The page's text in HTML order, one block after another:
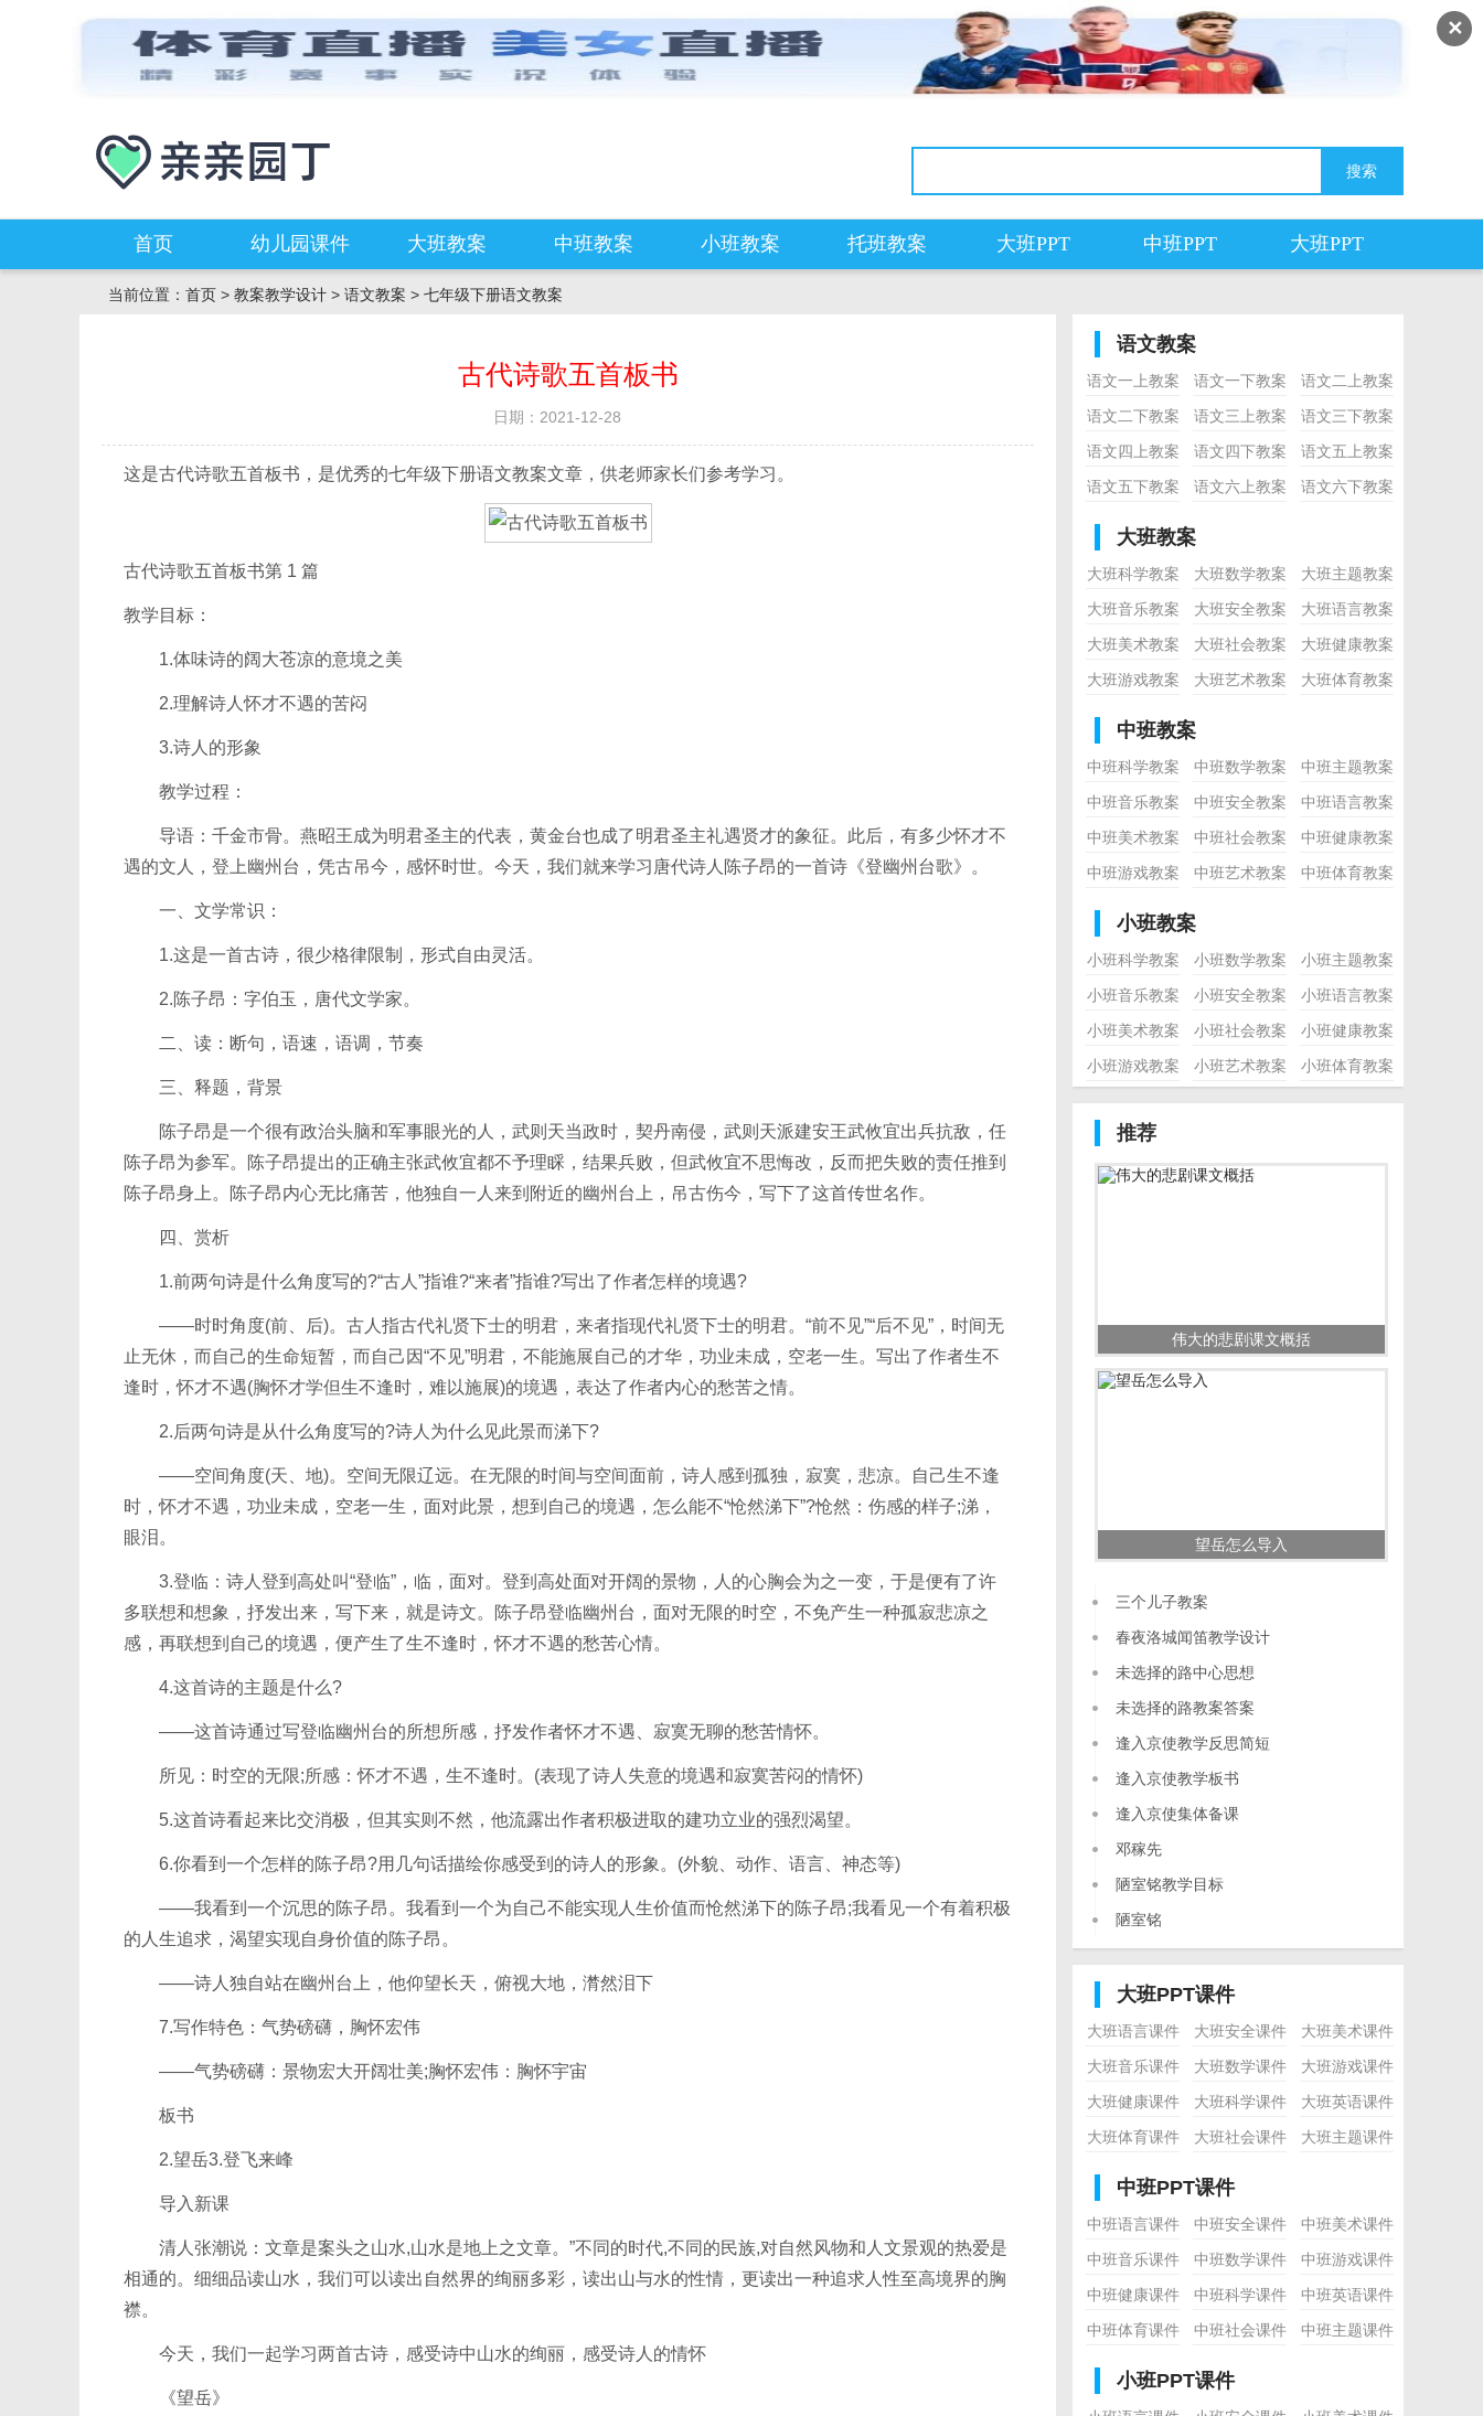
✕
首页 幼儿园课件 大班教案 中班教案 小班教案 托班教案 大班PPT 中班PPT 大班PPT
当前位置： 首页 > 教案教学设计 > 语文教案 > 七年级下册语文教案
古代诗歌五首板书
日期：2021-12-28
这是古代诗歌五首板书，是优秀的七年级下册语文教案文章，供老师家长们参考学习。
古代诗歌五首板书第 1 篇
教学目标：
1.体味诗的阔大苍凉的意境之美
2.理解诗人怀才不遇的苦闷
3.诗人的形象
教学过程：
导语：千金市骨。燕昭王成为明君圣主的代表，黄金台也成了明君圣主礼遇贤才的象征。此后，有多少怀才不
遇的文人，登上幽州台，凭古吊今，感怀时世。今天，我们就来学习唐代诗人陈子昂的一首诗《登幽州台歌》。
一、文学常识：
1.这是一首古诗，很少格律限制，形式自由灵活。
2.陈子昂：字伯玉，唐代文学家。
二、读：断句，语速，语调，节奏
三、释题，背景
陈子昂是一个很有政治头脑和军事眼光的人，武则天当政时，契丹南侵，武则天派建安王武攸宜出兵抗敌，任
陈子昂为参军。陈子昂提出的正确主张武攸宜都不予理睬，结果兵败，但武攸宜不思悔改，反而把失败的责任推到
陈子昂身上。陈子昂内心无比痛苦，他独自一人来到附近的幽州台上，吊古伤今，写下了这首传世名作。
四、赏析
1.前两句诗是什么角度写的?“古人”指谁?“来者”指谁?写出了作者怎样的境遇?
——时时角度(前、后)。古人指古代礼贤下士的明君，来者指现代礼贤下士的明君。“前不见”“后不见”，时间无
止无休，而自己的生命短暂，而自己因“不见”明君，不能施展自己的才华，功业未成，空老一生。写出了作者生不
逢时，怀才不遇(胸怀才学但生不逢时，难以施展)的境遇，表达了作者内心的愁苦之情。
2.后两句诗是从什么角度写的?诗人为什么见此景而涕下?
——空间角度(天、地)。空间无限辽远。在无限的时间与空间面前，诗人感到孤独，寂寞，悲凉。自己生不逢
时，怀才不遇，功业未成，空老一生，面对此景，想到自己的境遇，怎么能不“怆然涕下”?怆然：伤感的样子;涕，
眼泪。
3.登临：诗人登到高处叫“登临”，临，面对。登到高处面对开阔的景物，人的心胸会为之一变，于是便有了许
多联想和想象，抒发出来，写下来，就是诗文。陈子昂登临幽州台，面对无限的时空，不免产生一种孤寂悲凉之
感，再联想到自己的境遇，便产生了生不逢时，怀才不遇的愁苦心情。
4.这首诗的主题是什么?
——这首诗通过写登临幽州台的所想所感，抒发作者怀才不遇、寂寞无聊的愁苦情怀。
所见：时空的无限;所感：怀才不遇，生不逢时。(表现了诗人失意的境遇和寂寞苦闷的情怀)
5.这首诗看起来比交消极，但其实则不然，他流露出作者积极进取的建功立业的强烈渴望。
6.你看到一个怎样的陈子昂?用几句话描绘你感受到的诗人的形象。(外貌、动作、语言、神态等)
——我看到一个沉思的陈子昂。我看到一个为自己不能实现人生价值而怆然涕下的陈子昂;我看见一个有着积极
的人生追求，渴望实现自身价值的陈子昂。
——诗人独自站在幽州台上，他仰望长天，俯视大地，潸然泪下
7.写作特色：气势磅礴，胸怀宏伟
——气势磅礴：景物宏大开阔壮美;胸怀宏伟：胸怀宇宙
板书
2.望岳3.登飞来峰
导入新课
清人张潮说：文章是案头之山水,山水是地上之文章。”不同的时代,不同的民族,对自然风物和人文景观的热爱是
相通的。细细品读山水，我们可以读出自然界的绚丽多彩，读出山与水的性情，更读出一种追求人性至高境界的胸
襟。
今天，我们一起学习两首古诗，感受诗中山水的绚丽，感受诗人的情怀
《望岳》
语文教案
语文一上教案 语文一下教案
语文二上教案
语文二下教案
语文三上教案
语文三下教案
语文四上教案
语文四下教案
语文五上教案
语文五下教案
语文六上教案 语文六下教案
大班教案
大班科学教案 大班数学教案
大班主题教案
大班音乐教案
大班安全教案
大班语言教案
大班美术教案
大班社会教案
大班健康教案
大班游戏教案
大班艺术教案 大班体育教案
中班教案
中班科学教案 中班数学教案
中班主题教案
中班音乐教案
中班安全教案
中班语言教案
中班美术教案
中班社会教案
中班健康教案
中班游戏教案
中班艺术教案 中班体育教案
小班教案
小班科学教案 小班数学教案
小班主题教案
小班音乐教案
小班安全教案
小班语言教案
小班美术教案
小班社会教案
小班健康教案
小班游戏教案
小班艺术教案 小班体育教案
推荐
伟大的悲剧课文概括
望岳怎么导入
三个儿子教案
春夜洛城闻笛教学设计
未选择的路中心思想
未选择的路教案答案
逢入京使教学反思简短
逢入京使教学板书
逢入京使集体备课
邓稼先
陋室铭教学目标
陋室铭
大班PPT课件
大班语言课件 大班安全课件
大班美术课件
大班音乐课件
大班数学课件
大班游戏课件
大班健康课件
大班科学课件
大班英语课件
大班体育课件
大班社会课件 大班主题课件
中班PPT课件
中班语言课件 中班安全课件
中班美术课件
中班音乐课件
中班数学课件
中班游戏课件
中班健康课件
中班科学课件
中班英语课件
中班体育课件
中班社会课件 中班主题课件
小班PPT课件